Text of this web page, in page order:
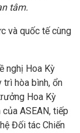
tâm.
và quốc tế cùng
nghị Hoa Kỳ
hòa bình, ổn
Hoa Kỳ
ASEAN, tiếp
Đối tác Chiến